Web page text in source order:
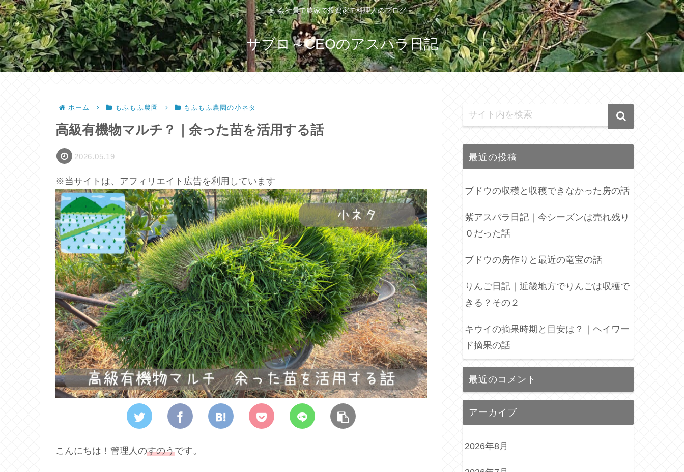
会社員で農家で投資家で料理人のブログ
サブロ～CEOのアスパラ日記
ホーム もふもふ農園 もふもふ農園の小ネタ
高級有機物マルチ？｜余った苗を活用する話
2026.05.19
※当サイトは、アフィリエイト広告を利用しています
こんにちは！管理人のすのうです。
最近の投稿
ブドウの収穫と収穫できなかった房の話
紫アスパラ日記｜今シーズンは売れ残り
０だった話
ブドウの房作りと最近の竜宝の話
りんご日記｜近畿地方でりんごは収穫で
きる？その２
キウイの摘果時期と目安は？｜ヘイワー
ド摘果の話
最近のコメント
アーカイブ
2026年8月